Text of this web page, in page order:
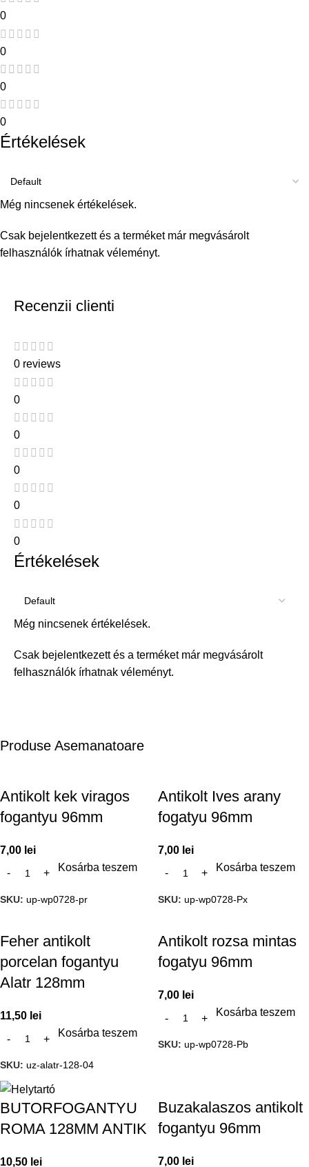
0
0
0
0
Értékelések
Még nincsenek értékelések.
Csak bejelentkezett és a terméket már megvásárolt
felhasználók írhatnak véleményt.
Recenzii clienti
0 reviews
0
0
0
0
0
Értékelések
Még nincsenek értékelések.
Csak bejelentkezett és a terméket már megvásárolt
felhasználók írhatnak véleményt.
Produse Asemanatoare
Antikolt kek viragos
fogantyu 96mm
7,00 lei
Kosárba teszem
SKU: up-wp0728-pr
Antikolt Ives arany
fogatyu 96mm
7,00 lei
Kosárba teszem
SKU: up-wp0728-Px
Feher antikolt
porcelan fogantyu
Alatr 128mm
11,50 lei
Kosárba teszem
SKU: uz-alatr-128-04
Antikolt rozsa mintas
fogatyu 96mm
7,00 lei
Kosárba teszem
SKU: up-wp0728-Pb
BUTORFOGANTYU
ROMA 128MM ANTIK
10,50 lei
Buzakalaszos antikolt
fogantyu 96mm
7,00 lei